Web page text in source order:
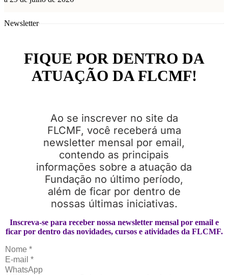
Newsletter
Inscreva-se para receber nossa newsletter mensal por email e
ficar por dentro das novidades, cursos e atividades da FLCMF.
FIQUE POR DENTRO DA
ATUAÇÃO DA FLCMF!
Ao se inscrever no site da
FLCMF, você receberá uma
newsletter mensal por email,
contendo as principais
informações sobre a atuação da
Fundação no último período,
além de ficar por dentro de
nossas últimas iniciativas.